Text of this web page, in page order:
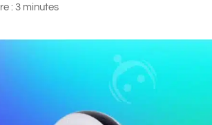
: 3 minutes